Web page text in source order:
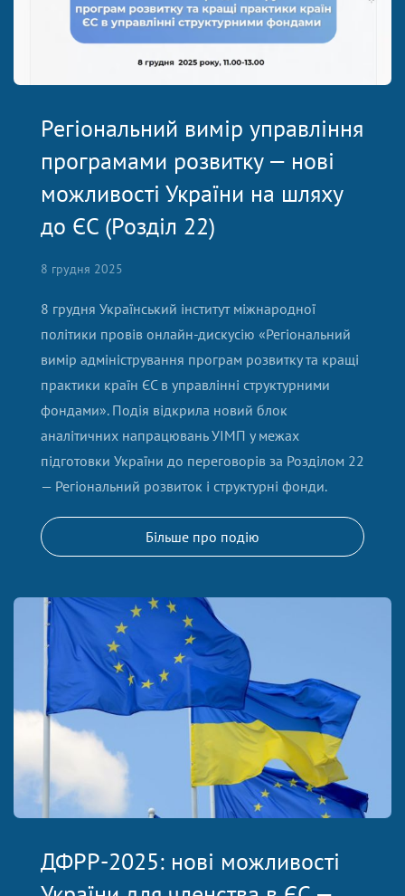
Регіональний вимір управління
програмами розвитку — нові
можливості України на шляху
до ЄС (Розділ 22)
8 грудня 2025
8 грудня Український інститут міжнародної
політики провів онлайн-дискусію «Регіональний
вимір адміністрування програм розвитку та кращі
практики країн ЄС в управлінні структурними
фондами». Подія відкрила новий блок
аналітичних напрацювань УІМП у межах
підготовки України до переговорів за Розділом 22
— Регіональний розвиток і структурні фонди.
Більше про подію
ДФРР-2025: нові можливості